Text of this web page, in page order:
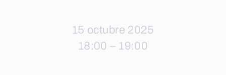
15 octubre 2025
18:00 – 19:00